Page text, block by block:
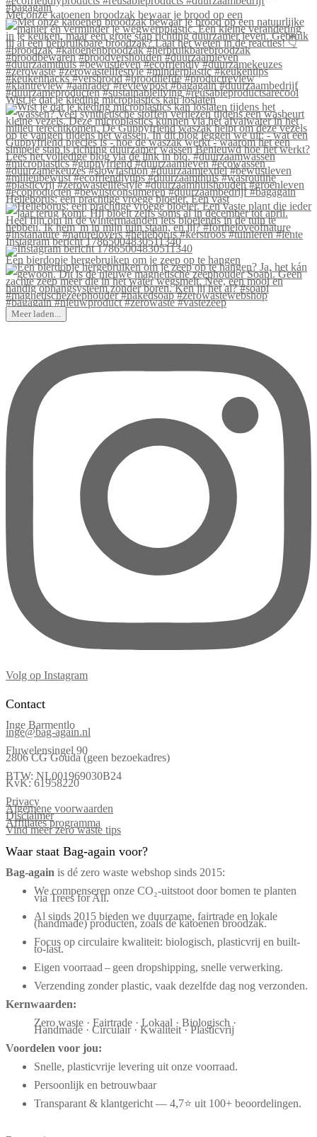
Met onze katoenen broodzak bewaar je brood op een
Wist je dat je kleding microplastics kan loslaten
Helleborus: een prachtige vroege bloeier. Een vast
Instagram bericht 17865004830511340
Een bierdopje hergebruiken om je zeep op te hangen
Meer laden...
Volg op Instagram
Contact
Inge Barmentlo
inge@bag-again.nl
Fluwelensingel 90
2806 CG Gouda (geen bezoekadres)
BTW: NL001969030B24
KvK: 61958220
Privacy
Algemene voorwaarden
Disclaimer
Affiliates programma
Vind meer zero waste tips
Waar staat Bag-again voor?
Bag‑again is dé zero waste webshop sinds 2015:
We compenseren onze CO₂-uitstoot door bomen te planten
via Trees for All.
Al sinds 2015 bieden we duurzame, fairtrade en lokale
(handmade) producten, zoals de katoenen broodzak.
Focus op circulaire kwaliteit: biologisch, plasticvrij en built-
to-last.
Eigen voorraad – geen dropshipping, snelle verwerking.
Verzending zonder plastic, vaak dezelfde dag nog verzonden.
Kernwaarden:
Zero waste · Fairtrade · Lokaal · Biologisch ·
Handmade · Circulair · Kwaliteit · Plasticvrij
Voordelen voor jou:
Snelle, plasticvrije levering uit onze voorraad.
Persoonlijk en betrouwbaar
Transparant & klantgericht — 4,7⭐ uit 100+ beoordelingen.